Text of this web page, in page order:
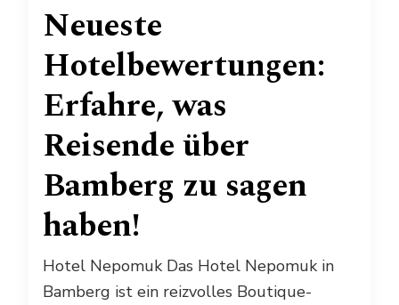
Neueste
Hotelbewertungen:
Erfahre, was
Reisende über
Bamberg zu sagen
haben!
Hotel Nepomuk Das Hotel Nepomuk in
Bamberg ist ein reizvolles Boutique-